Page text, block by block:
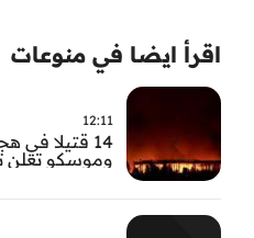
اقرأ ايضا في منوعات
12:11
14 قتيلا
وموسكو تعلن